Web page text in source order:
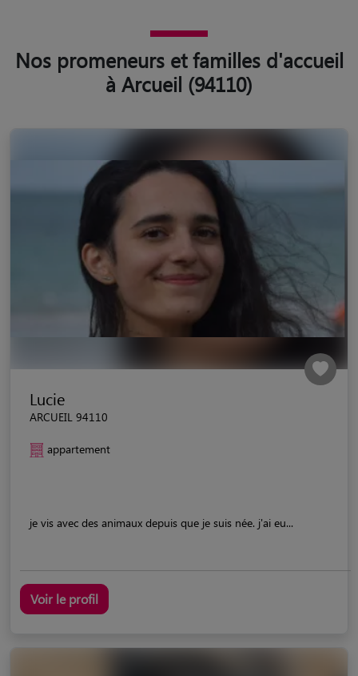
Nos promeneurs et familles d'accueil
à Arcueil (94110)
Lucie
ARCUEIL 94110
appartement
je vis avec des animaux depuis que je suis née. j'ai eu...
Voir le profil